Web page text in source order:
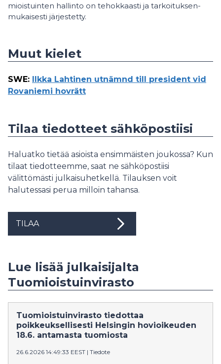
miois­tuin­ten hal­lin­to on te­hok­kaas­ti ja tar­koi­tuk­sen­
mu­kai­ses­ti jär­jes­tet­ty.
Muut kielet
SWE: Ilkka Lahtinen utnämnd till president vid
Rovaniemi hovrätt
Tilaa tiedotteet sähköpostiisi
Haluatko tietää asioista ensimmäisten joukossa? Kun
tilaat tiedotteemme, saat ne sähköpostiisi
välittömästi julkaisuhetkellä. Tilauksen voit
halutessasi perua milloin tahansa.
TILAA
Lue lisää julkaisijalta
Tuomioistuinvirasto
Tuomioistuinvirasto tiedottaa
poikkeuksellisesti Helsingin hovioikeuden
18.6. antamasta tuomiosta
26.6.2026 14:49:33 EEST | Tiedote